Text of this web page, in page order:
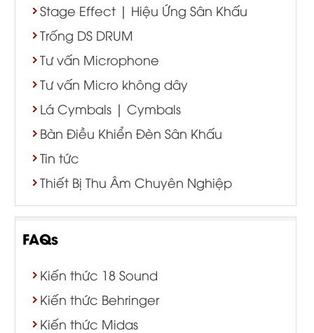
Stage Effect | Hiệu Ứng Sân Khấu
Trống DS DRUM
Tư vấn Microphone
Tư vấn Micro không dây
Lá Cymbals | Cymbals
Bàn Điều Khiển Đèn Sân Khấu
Tin tức
Thiết Bị Thu Âm Chuyên Nghiệp
FAQs
Kiến thức 18 Sound
Kiến thức Behringer
Kiến thức Midas